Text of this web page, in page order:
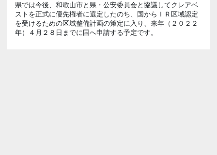
県では今後、和歌山市と県・公安委員会と協議してクレアベ
ストを正式に優先権者に選定したのち、国からＩＲ区域認定
を受けるための区域整備計画の策定に入り、来年（２０２２
年）４月２８日までに国へ申請する予定です。